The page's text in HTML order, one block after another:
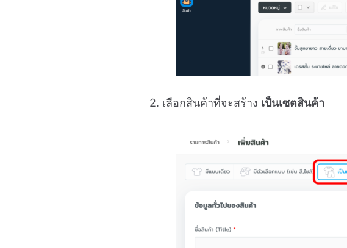
2. เลือกสินค้าที่จะสร้าง เป็นเซตสินค้า